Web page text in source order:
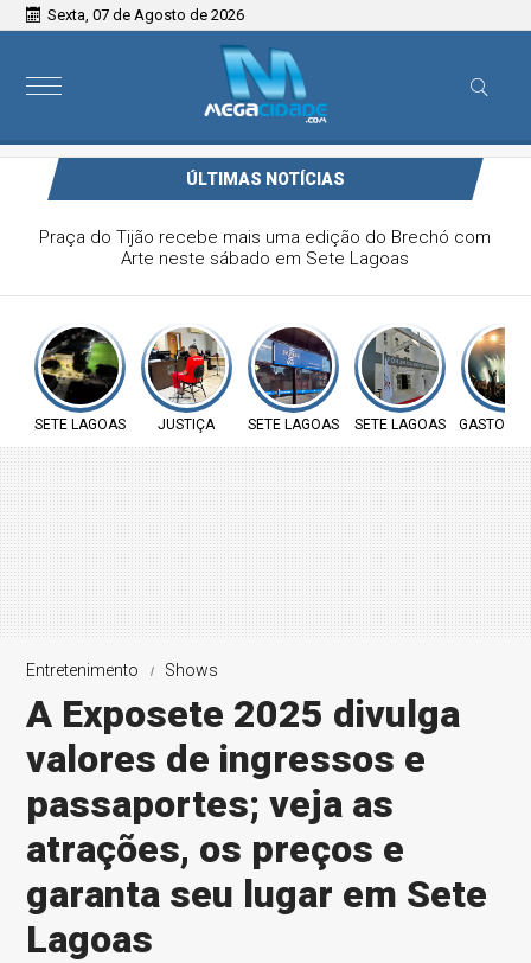
Sexta, 07 de Agosto de 2026
ÚLTIMAS NOTÍCIAS
Filho é condenado a mais de 48 anos por matar a mãe a
facadas em Belo Horizonte
SETE LAGOAS JUSTIÇA SETE LAGOAS SETE LAGOAS GASTOS
Entretenimento Shows
A Exposete 2025 divulga
valores de ingressos e
passaportes; veja as
atrações, os preços e
garanta seu lugar em Sete
Lagoas